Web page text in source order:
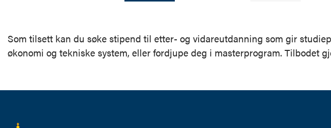
Som tilsett kan du søke stipend til etter- og vidareutdanning som gir
økonomi og tekniske system, eller fordjupe deg i masterprogram. Tilbodet